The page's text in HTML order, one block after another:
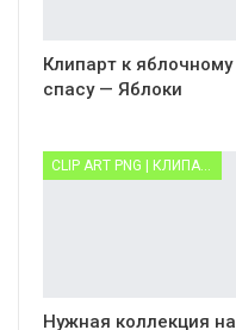
Клипарт к яблочному
спасу — Яблоки
CLIP ART PNG | КЛИПАРТ PNG
Нужная коллекция на